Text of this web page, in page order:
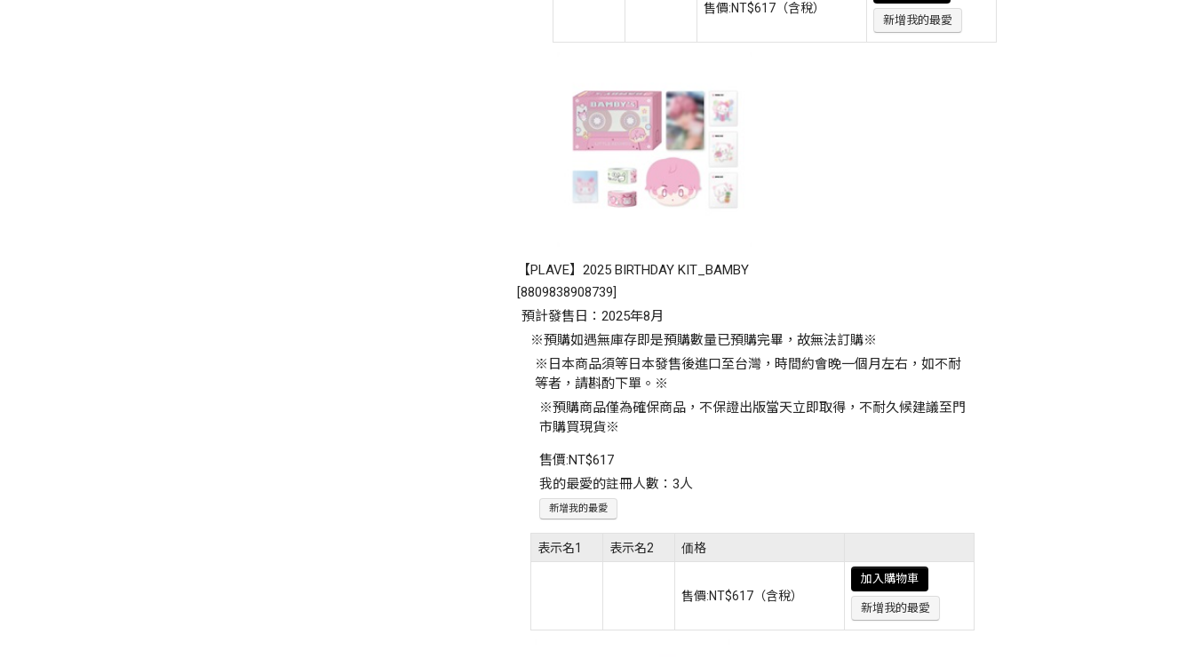
售價:NT$617 （含稅）
新增我的最愛
【PLAVE】2025 BIRTHDAY KIT_BAMBY
[8809838908739]
預計發售日：2025年8月
※預購如遇無庫存即是預購數量已預購完畢，故無法訂購※
※日本商品須等日本發售後進口至台灣，時間約會晚一個月左右，如不耐
等者，請斟酌下單。※
※預購商品僅為確保商品，不保證出版當天立即取得，不耐久候建議至門
市購買現貨※
售價:NT$617
我的最愛的註冊人數：3人
新增我的最愛
表示名1 表示名2 価格
售價:NT$617 （含稅）
加入購物車
新增我的最愛